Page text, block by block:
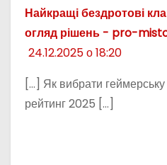
Найкращі бездротові
огляд рішень - pro-
24.12.2025 о 18:20
[…] Як вибрати геймерську
рейтинг 2025 […]